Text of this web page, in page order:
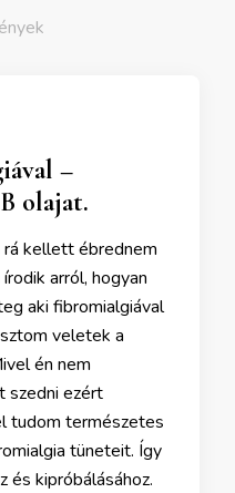
–
olajat.
kellett ébrednem
arról, hogyan
aki fibromialgiával
veletek a
én nem
szedni ezért
tudom természetes
tüneteit. Így
és kipróbálásához.